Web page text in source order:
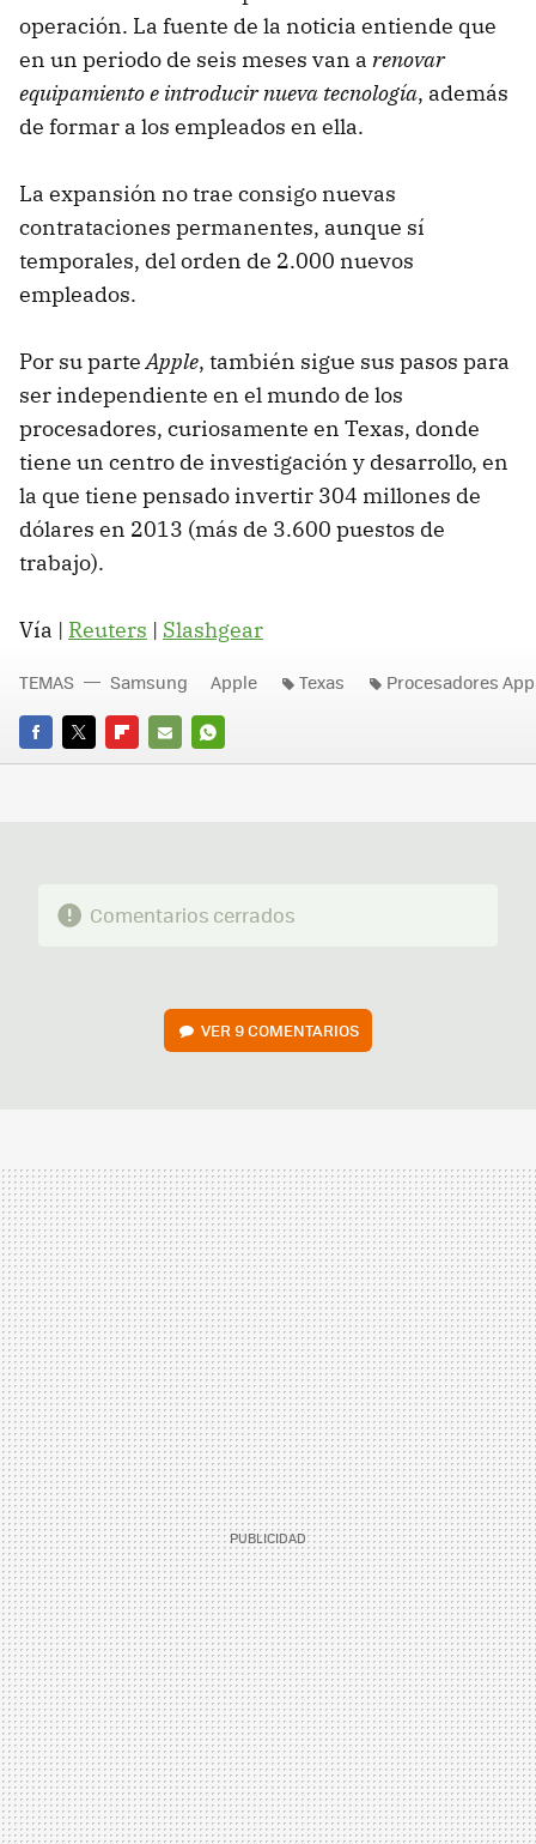
operación. La fuente de la noticia entiende que
en un periodo de seis meses van a renovar
equipamiento e introducir nueva tecnología, además
de formar a los empleados en ella.
La expansión no trae consigo nuevas
contrataciones permanentes, aunque sí
temporales, del orden de 2.000 nuevos
empleados.
Por su parteApple, también sigue sus pasos para
ser independiente en el mundo de los
procesadores, curiosamente en Texas, donde
tiene un centro de investigación y desarrollo, en
la que tiene pensado invertir 304 millones de
dólares en 2013 (más de 3.600 puestos de
trabajo).
Vía | Reuters | Slashgear
FACEBOOK
TWITTERFLIPBOARD
E-
WHATSAPP
TEMAS Samsung Apple Texas Procesadores
Comentarios cerrados
VER9 COMENTARIOS